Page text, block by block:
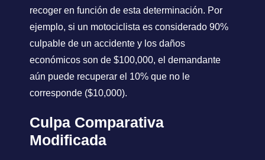
recoger en función de esta determinación. Por
ejemplo, si un motociclista es considerado 90%
culpable de un accidente y los daños
económicos son de $100,000, el demandante
aún puede recuperar el 10% que no le
corresponde ($10,000).
Culpa Comparativa
Modificada